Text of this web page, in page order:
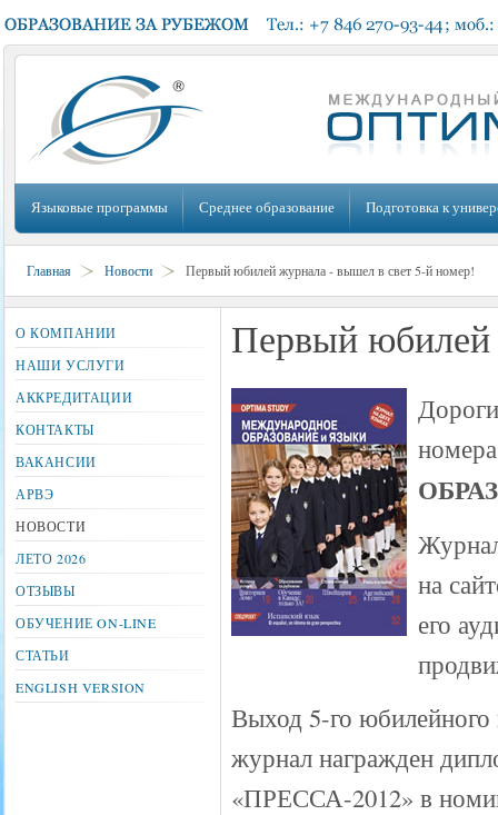
Языковые программы Среднее образование Подготовка к
Главная Новости Первый юбилей журнала - вышел в свет 5-й номер!
Первый юбилей
на
его
Выход 5-го
журнал награжден
«ПРЕССА-2012» в
О КОМПАНИИ
НАШИ УСЛУГИ
АККРЕДИТАЦИИ
КОНТАКТЫ
ВАКАНСИИ
АРВЭ
НОВОСТИ
ЛЕТО 2026
ОТЗЫВЫ
ОБУЧЕНИЕ ON-LINE
СТАТЬИ
ENGLISH VERSION